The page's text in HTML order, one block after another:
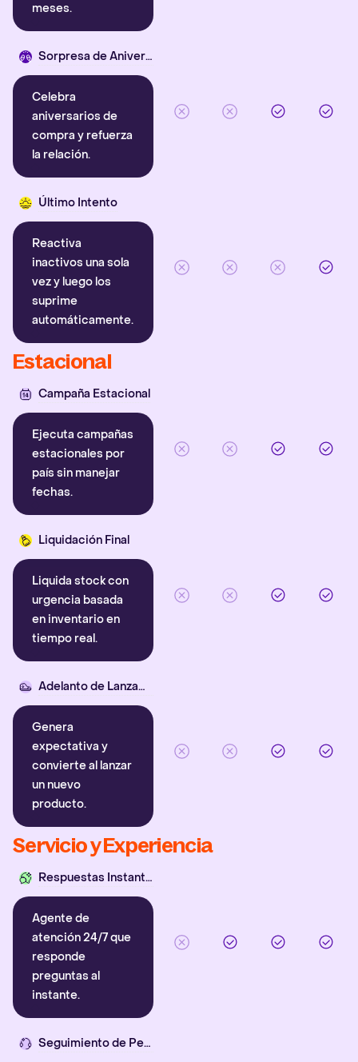
meses.
Sorpresa de Aniversario
Celebra
aniversarios de
compra y refuerza
la relación.
Último Intento
Reactiva
inactivos una sola
vez y luego los
suprime
automáticamente.
Estacional
Campaña Estacional
Ejecuta campañas
estacionales por
país sin manejar
fechas.
Liquidación Final
Liquida stock con
urgencia basada
en inventario en
tiempo real.
Adelanto de Lanzamiento
Genera
expectativa y
convierte al lanzar
un nuevo
producto.
Servicio y Experiencia
Respuestas Instantáneas
Agente de
atención 24/7 que
responde
preguntas al
instante.
Seguimiento de Pedidos